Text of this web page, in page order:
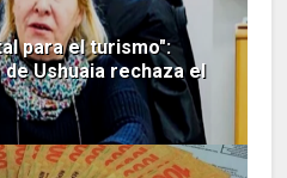
para el turismo":
Ushuaia rechaza el